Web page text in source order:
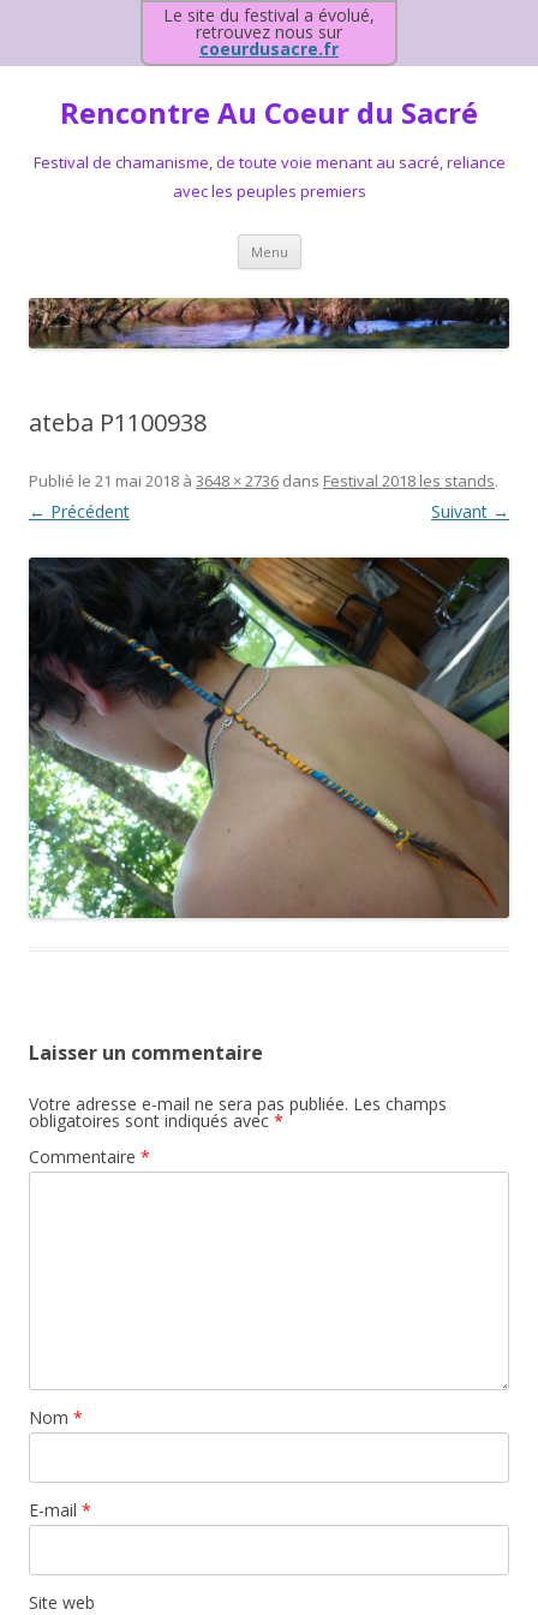
Le site du festival a évolué,
retrouvez nous sur
coeurdusacre.fr
Rencontre Au Coeur du Sacré
Festival de chamanisme, de toute voie menant au sacré, reliance
avec les peuples premiers
Menu Aller au contenu principal
ateba P1100938
Publié le 21 mai 2018 à 3648 × 2736 dans Festival 2018 les stands.
← Précédent Suivant →
Laisser un commentaire
Votre adresse e-mail ne sera pas publiée. Les champs
obligatoires sont indiqués avec *
Commentaire *
Nom *
E-mail *
Site web